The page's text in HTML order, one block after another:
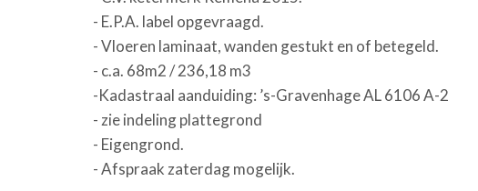
- E.P.A. label opgevraagd.
- Vloeren laminaat, wanden gestukt en of betegeld.
- c.a. 68m2 / 236,18 m3
-Kadastraal aanduiding: ’s-Gravenhage AL 6106 A-2
- zie indeling plattegrond
- Eigengrond.
- Afspraak zaterdag mogelijk.